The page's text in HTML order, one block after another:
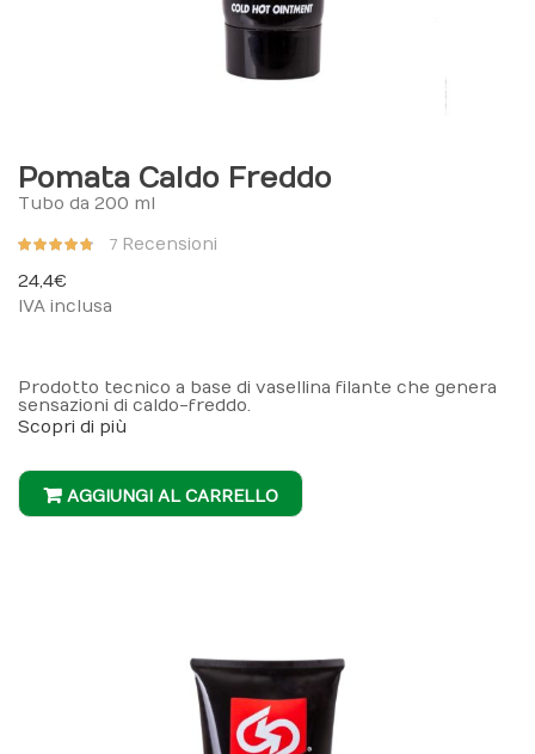
Pomata Caldo Freddo
Tubo da 200 ml
Valutazione:
7 Recensioni
24,4 €
IVA inclusa
Prodotto tecnico a base di vasellina filante che genera
sensazioni di caldo-freddo.
Scopri di più
AGGIUNGI AL CARRELLO